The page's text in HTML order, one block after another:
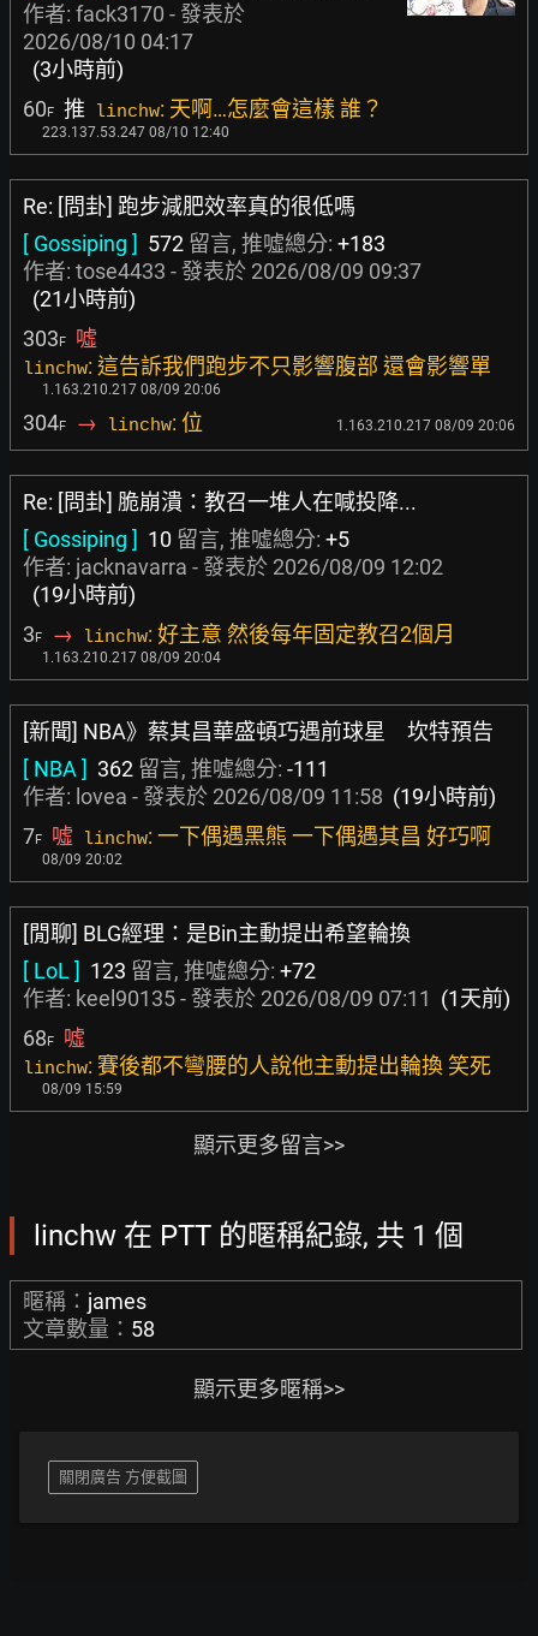
作者: fack3170 - 發表於
2026/08/10 04:17
(3小時前)
60F 推 linchw: 天啊…怎麼會這樣 誰？
223.137.53.247 08/10 12:40
Re: [問卦] 跑步減肥效率真的很低嗎
[ Gossiping ] 572 留言, 推噓總分: +183
作者: tose4433 - 發表於 2026/08/09 09:37
(21小時前)
303F 噓
linchw: 這告訴我們跑步不只影響腹部 還會影響單
1.163.210.217 08/09 20:06
304F → linchw: 位 1.163.210.217 08/09 20:06
Re: [問卦] 脆崩潰：教召一堆人在喊投降...
[ Gossiping ] 10 留言, 推噓總分: +5
作者: jacknavarra - 發表於 2026/08/09 12:02
(19小時前)
3F → linchw: 好主意 然後每年固定教召2個月
1.163.210.217 08/09 20:04
[新聞] NBA》蔡其昌華盛頓巧遇前球星 坎特預告
[ NBA ] 362 留言, 推噓總分: -111
作者: lovea - 發表於 2026/08/09 11:58 (19小時前)
7F 噓 linchw: 一下偶遇黑熊 一下偶遇其昌 好巧啊
08/09 20:02
[閒聊] BLG經理：是Bin主動提出希望輪換
[ LoL ] 123 留言, 推噓總分: +72
作者: keel90135- 發表於 2026/08/09 07:11 (1天前)
68F 噓
linchw: 賽後都不彎腰的人說他主動提出輪換 笑死
08/09 15:59
顯示更多留言>>
linchw 在 PTT 的暱稱紀錄, 共 1 個
暱稱： james
文章數量： 58
顯示更多暱稱>>
關閉廣告 方便截圖